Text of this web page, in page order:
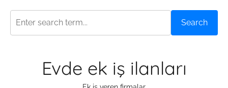
Search
Evde ek iş ilanları